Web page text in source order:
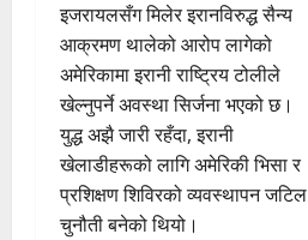
इजरायलसँग मिलेर इरानविरुद्ध सैन्य
आक्रमण थालेको आरोप लागेको
अमेरिकामा इरानी राष्ट्रिय टोलीले
खेल्नुपर्ने अवस्था सिर्जना भएको छ।
युद्ध अझै जारी रहँदा, इरानी
खेलाडीहरूको लागि अमेरिकी भिसा र
प्रशिक्षण शिविरको व्यवस्थापन जटिल
चुनौती बनेको थियो।